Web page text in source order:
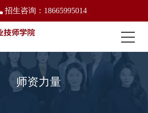
招生咨询：18665995014
师资力量